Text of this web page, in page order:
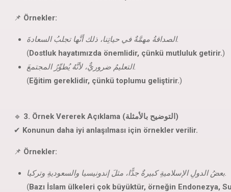
📌 Örnekler:
الصداقةُ مهمَّةٌ في حياتِنا، ذلك أنَّها تجلبُ السعادةَ.
(Dostluk hayatımızda önemlidir, çünkü mutluluk getirir.)
التعليمُ ضروريٌّ، لأنَّهُ يُطوِّرُ المجتمعَ.
(Eğitim gereklidir, çünkü toplumu geliştirir.)
🔹
3. Örnek Vererek Açıklama (التوضيح بالأمثلة)
✔ Konunun daha iyi anlaşılması için örnekler verilir.
📌 Örnekler:
بعضُ الدولِ الإسلاميةِ كبيرةٌ جدًّا، مثلَ إندونيسيا والسعوديةِ وتركيا.
(Bazı İslam ülkeleri çok büyüktür, örneğin Endonezya,